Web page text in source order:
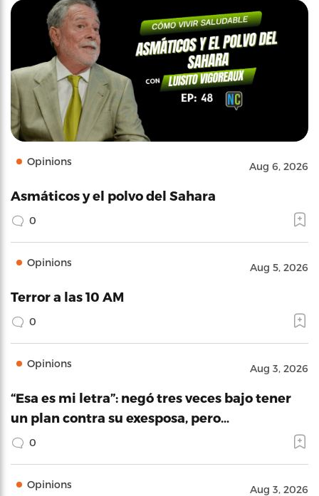
Opinions Aug 6, 2026
Asmáticos y el polvo del Sahara
0
Opinions Aug 5, 2026
Terror a las 10 AM
0
Opinions Aug 3, 2026
“Esa es mi letra”: negó tres veces bajo tener
un plan contra su exesposa, pero…
0
Opinions Aug 3, 2026